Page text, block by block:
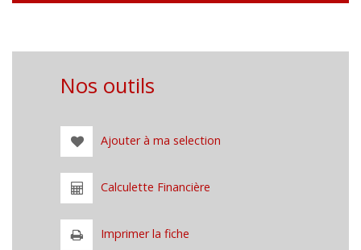
Nos outils
Ajouter à ma selection
Calculette Financière
Imprimer la fiche